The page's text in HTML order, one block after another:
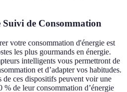
Suivi de Consommation
votre consommation d'énergie est
les plus gourmands en énergie.
intelligents vous permettront de
et d’adapter vos habitudes.
ces dispositifs peuvent voir une
% de leur consommation d’énergie